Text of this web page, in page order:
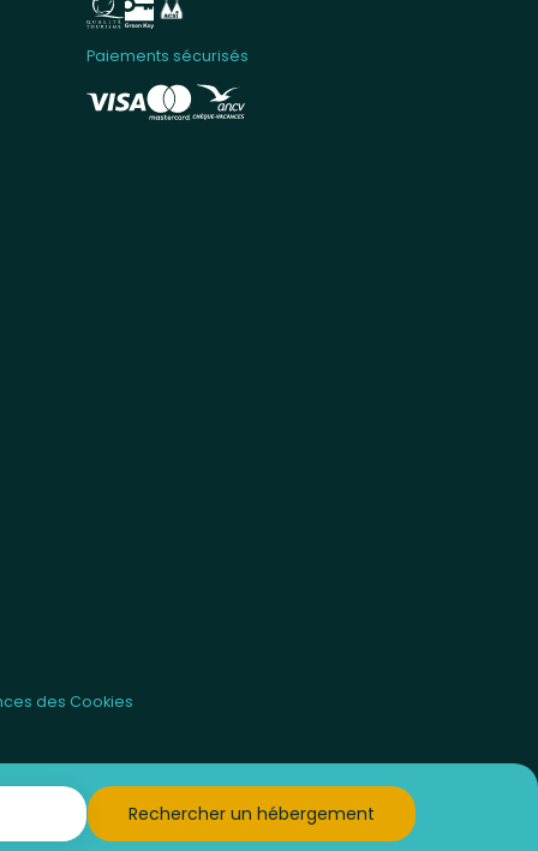
Rechercher un hébergement
Paiements sécurisés
des Cookies